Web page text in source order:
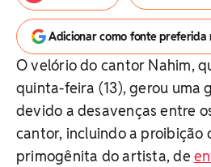
Adicionar como fonte preferida
O velório do cantor Nahim,
quinta-feira (13), gerou uma
devido a desavenças entre
cantor, incluindo a proibição
primogênita do artista, de